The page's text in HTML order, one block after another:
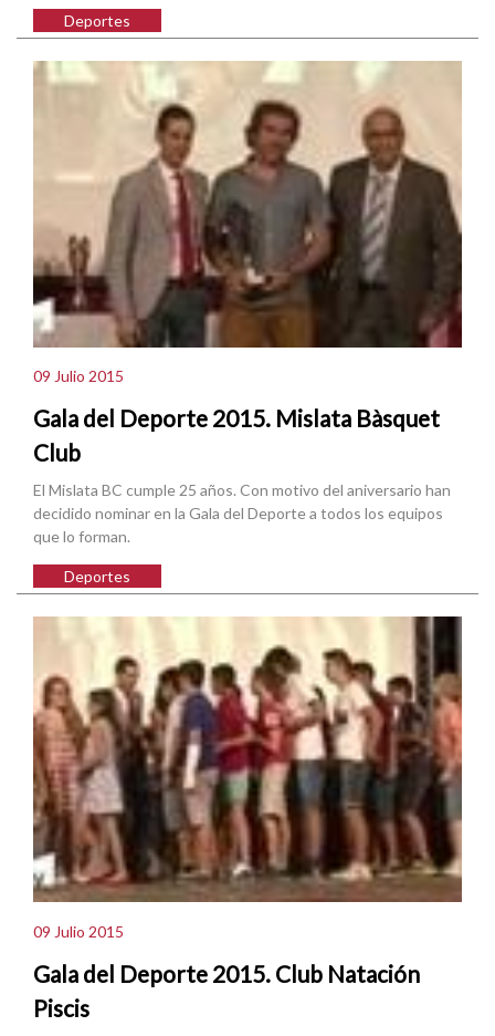
Deportes
09 Julio 2015
Gala del Deporte 2015. Mislata Bàsquet
Club
El Mislata BC cumple 25 años. Con motivo del aniversario han
decidido nominar en la Gala del Deporte a todos los equipos
que lo forman.
Deportes
09 Julio 2015
Gala del Deporte 2015. Club Natación
Piscis